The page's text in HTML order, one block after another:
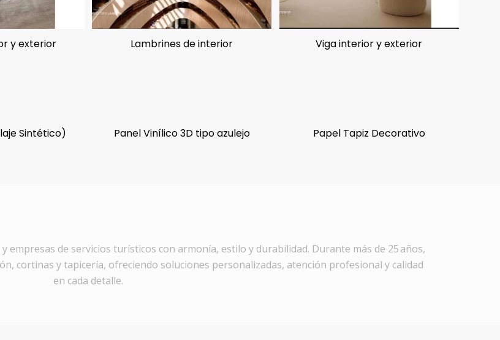
y exterior Lambrines de interior Viga interior y exterior
Sintético) Panel Vinílico 3D tipo azulejo Papel Tapiz Decorativo
empresas de servicios turísticos con armonía, estilo y durabilidad. Durante más de 25 años,
cortinas y tapicería, ofreciendo soluciones personalizadas, atención profesional y calidad
en cada detalle.